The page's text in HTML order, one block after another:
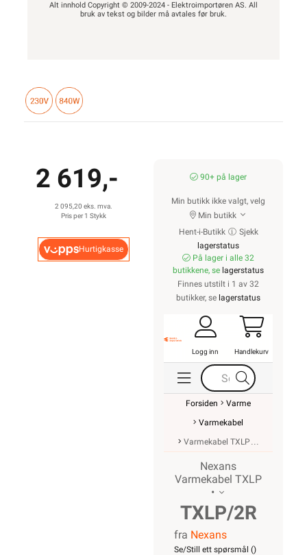
Alt innhold Copyright © 2009-2024 - Elektroimportøren AS. All
bruk av tekst og bilder må avtales før bruk.
2 619,-
2 095,20 eks. mva.
Pris per 1 Stykk
Hurtigkasse
90+ på lager
Min butikk ikke valgt, velg
Min butikk
Hent-i-Butikk
Sjekk
lagerstatus
På lager i alle 32
butikkene, se lagerstatus
Finnes utstilt i 1 av 32
butikker, se lagerstatus
Logg inn Handlekurv
Forsiden
Varme
Varmekabel
Varmekabel TXLP
Nexans
Varmekabel TXLP
•
TXLP/2R
Nordic
fra Nexans
Se/Still ett spørsmål ()